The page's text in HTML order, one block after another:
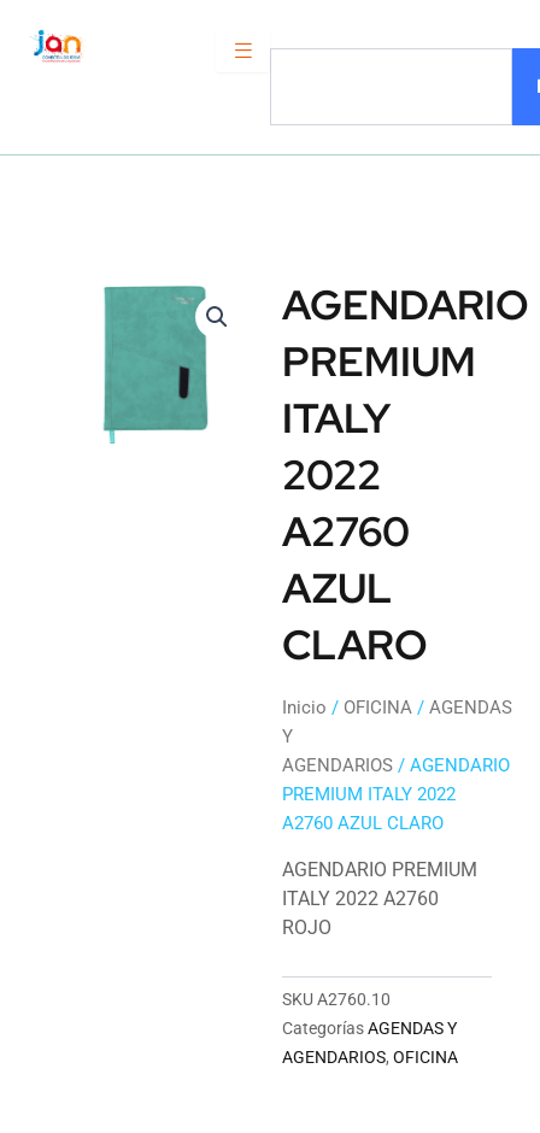
contenido
AGENDARIO
PREMIUM
ITALY
2022
A2760
AZUL
CLARO
Inicio / OFICINA / AGENDAS
Y
AGENDARIOS / AGENDARIO
PREMIUM ITALY 2022
A2760 AZUL CLARO
AGENDARIO PREMIUM
ITALY 2022 A2760
ROJO
SKUA2760.10
CategoríasAGENDAS Y
AGENDARIOS, OFICINA